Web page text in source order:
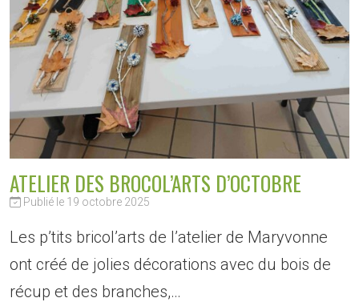
ATELIER DES BROCOL’ARTS D’OCTOBRE
Publié le 19 octobre 2025
Les p’tits bricol’arts de l’atelier de Maryvonne
ont créé de jolies décorations avec du bois de
récup et des branches,…